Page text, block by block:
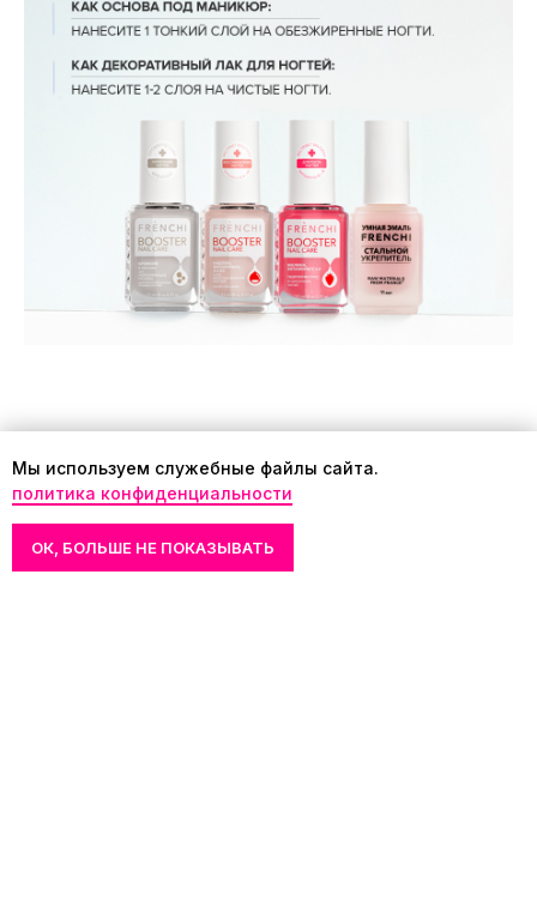
Мы используем служебные файлы сайта.
политика конфиденциальности
ОК, БОЛЬШЕ НЕ ПОКАЗЫВАТЬ
К ПОДАРОЧНЫМ НАБОРАМ